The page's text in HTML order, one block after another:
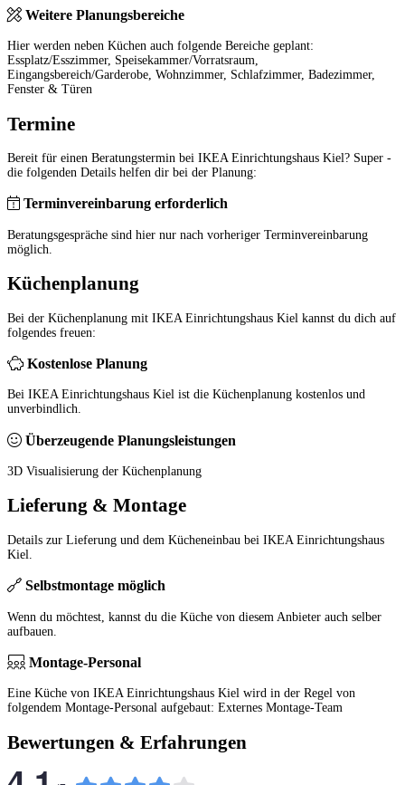
Weitere Planungsbereiche
Hier werden neben Küchen auch folgende Bereiche geplant:
Essplatz/Esszimmer, Speisekammer/Vorratsraum,
Eingangsbereich/Garderobe, Wohnzimmer, Schlafzimmer, Badezimmer,
Fenster & Türen
Termine
Bereit für einen Beratungstermin bei IKEA Einrichtungshaus Kiel? Super -
die folgenden Details helfen dir bei der Planung:
Terminvereinbarung erforderlich
Beratungsgespräche sind hier nur nach vorheriger Terminvereinbarung
möglich.
Küchenplanung
Bei der Küchenplanung mit IKEA Einrichtungshaus Kiel kannst du dich auf
folgendes freuen:
Kostenlose Planung
Bei IKEA Einrichtungshaus Kiel ist die Küchenplanung kostenlos und
unverbindlich.
Überzeugende Planungsleistungen
3D Visualisierung der Küchenplanung
Lieferung & Montage
Details zur Lieferung und dem Kücheneinbau bei IKEA Einrichtungshaus
Kiel.
Selbstmontage möglich
Wenn du möchtest, kannst du die Küche von diesem Anbieter auch selber
aufbauen.
Montage-Personal
Eine Küche von IKEA Einrichtungshaus Kiel wird in der Regel von
folgendem Montage-Personal aufgebaut: Externes Montage-Team
Bewertungen & Erfahrungen